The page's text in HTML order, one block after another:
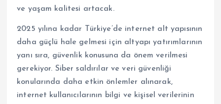
ve yaşam kalitesi artacak.
2025 yılına kadar Türkiye’de internet alt yapısının
daha güçlü hale gelmesi için altyapı yatırımlarının
yanı sıra, güvenlik konusuna da önem verilmesi
gerekiyor. Siber saldırılar ve veri güvenliği
konularında daha etkin önlemler alınarak,
internet kullanıcılarının bilgi ve kişisel verilerinin